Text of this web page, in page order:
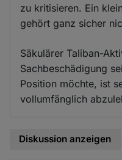
zu kritisieren. Ein
gehört ganz sicher
Säkulärer Taliban-
Sachbeschädigung
Position möchte, ist
vollumfänglich
Diskussion anzeigen